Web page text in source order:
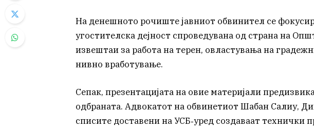
На денешното рочиште јавниот обвинител се
угостителска дејност спроведувана од страна на
извештаи за работа на терен, овластувања на
нивно вработување.
Сепак, презентацијата на овие материјали
одбраната. Адвокатот на обвинетиот Шабан Салиу,
списите доставени на УСБ‑уред создаваат технички